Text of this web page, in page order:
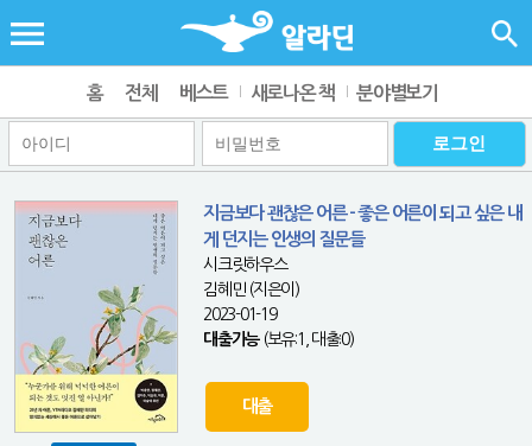
홈 전체 베스트 새로나온 책 분야별보기
지금보다 괜찮은 어른 - 좋은 어른이 되고 싶은 내
게 던지는 인생의 질문들
시크릿하우스
김혜민 (지은이)
2023-01-19
대출가능(보유:1, 대출:0)
대출